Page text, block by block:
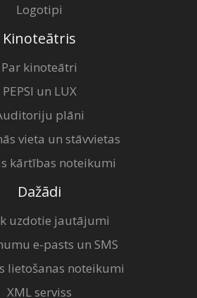
Logotipi
Kinoteātris
Par kinoteātri
PEPSI un LUX
plāni
vieta un stāvvietas
kārtības noteikumi
Dažādi
uzdotie jautājumi
e-pasts un SMS
lietošanas noteikumi
XML serviss